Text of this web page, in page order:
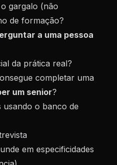
gargalo (não
de formação?
a uma pessoa
da prática real?
completar uma
um senior?
o banco de
em especificidades